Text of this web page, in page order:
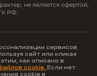
не является офертой,
РФ.
сервисов
сайт или кликая
как описано в
cookie. Если нет
cookie в